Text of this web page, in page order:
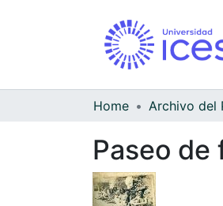
Home
Paseo de